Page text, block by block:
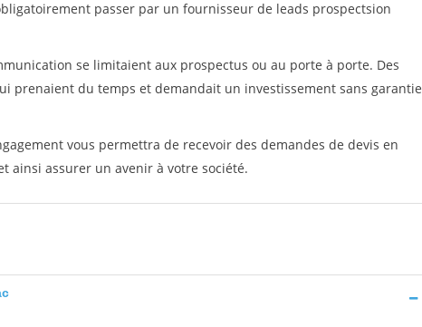
passer par un fournisseur de leads prospectsion
se limitaient aux prospectus ou au porte à porte. Des
prenaient du temps et demandait un investissement sans garantie
vous permettra de recevoir des demandes de devis en
ainsi assurer un avenir à votre société.